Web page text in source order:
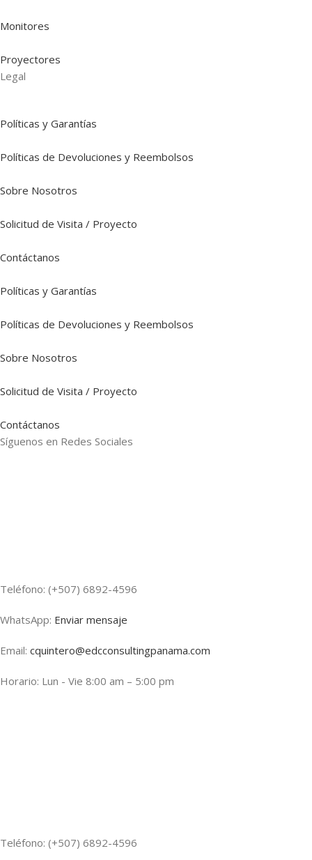
Monitores
Proyectores
Legal
Políticas y Garantías
Políticas de Devoluciones y Reembolsos
Sobre Nosotros
Solicitud de Visita / Proyecto
Contáctanos
Políticas y Garantías
Políticas de Devoluciones y Reembolsos
Sobre Nosotros
Solicitud de Visita / Proyecto
Contáctanos
Síguenos en Redes Sociales
Teléfono: (+507) 6892-4596
WhatsApp: Enviar mensaje
Email: cquintero@edcconsultingpanama.com
Horario: Lun - Vie 8:00 am – 5:00 pm
Teléfono: (+507) 6892-4596